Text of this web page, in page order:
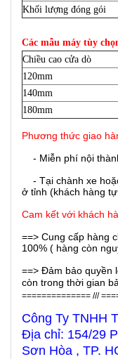
Khối lượng đóng gói
Các mẫu máy tùy
Chiều cao cửa dò
120mm
140mm
180mm
Phương thức giao
- Miễn phí nội
- Tại chành xe
ở tỉnh (khách hàng
Cam kết với khách
==> Cung cấp hàng
100% ( hàng còn
==> Đảm bảo quyền
còn trong thời gian
============== ///
Công Ty TNHH
Địa chỉ: 154/29
Sơn Hòa , TP.